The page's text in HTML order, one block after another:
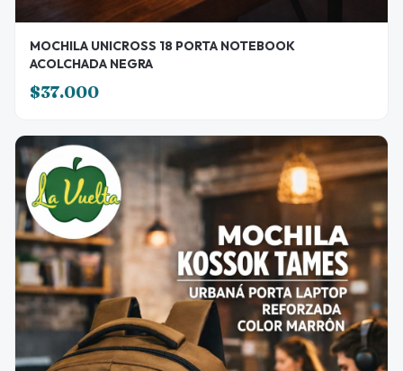
MOCHILA UNICROSS 18 PORTA NOTEBOOK
ACOLCHADA NEGRA
$37.000